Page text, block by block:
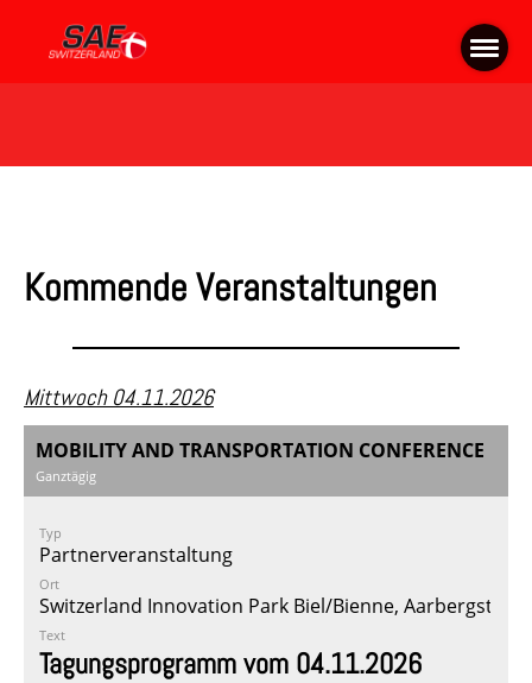
Kommende Veranstaltungen
Mittwoch 04.11.2026
MOBILITY AND TRANSPORTATION CONFERENCE
Ganztägig
Typ
Partnerveranstaltung
Ort
Switzerland Innovation Park Biel/Bienne,
Text
Tagungsprogramm vom 04.11.2026